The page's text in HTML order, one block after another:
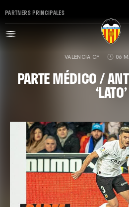
PARTNERS PRINCIPALES
VALENCIA CF 06
PARTE MÉDICO /
‘LATO’